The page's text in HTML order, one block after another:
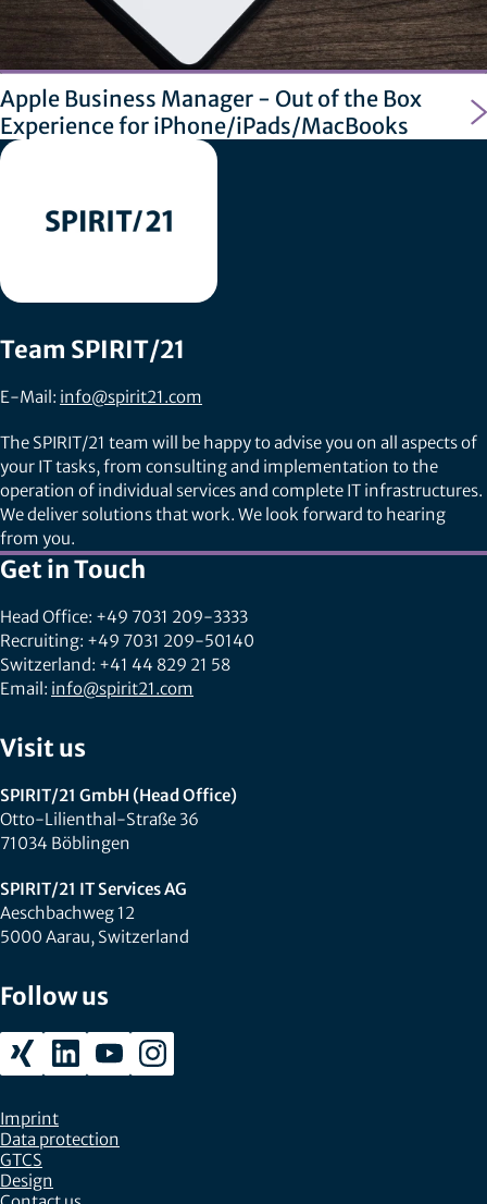
Apple Business Manager - Out of the Box
Experience for iPhone/iPads/MacBooks
Team SPIRIT/21
E-Mail: info@spirit21.com
The SPIRIT/21 team will be happy to advise you on all aspects of
your IT tasks, from consulting and implementation to the
operation of individual services and complete IT infrastructures.
We deliver solutions that work. We look forward to hearing
from you.
Get in Touch
Head Office: +49 7031 209-3333
Recruiting: +49 7031 209-50140
Switzerland: +41 44 829 21 58
Email: info@spirit21.com
Visit us
SPIRIT/21 GmbH (Head Office)
Otto-Lilienthal-Straße 36
71034 Böblingen
SPIRIT/21 IT Services AG
Aeschbachweg 12
5000 Aarau, Switzerland
Follow us
Imprint
Data protection
GTCS
Design